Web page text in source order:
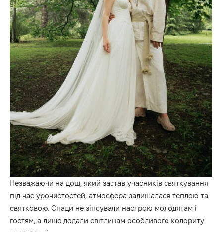
Незважаючи на дощ, який застав учасників святкування
під час урочистостей, атмосфера залишалася теплою та
святковою. Опади не зіпсували настрою молодятам і
гостям, а лише додали світлинам особливого колориту